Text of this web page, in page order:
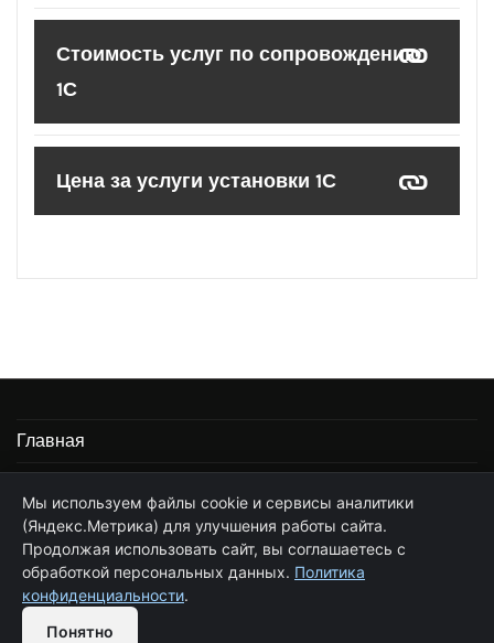
Стоимость услуг по сопровождению
1С
Цена за услуги установки 1С
Главная
Частные услуги программиста 1С
Стоимость услуг по сопровождению 1С
Цена за услуги установки 1С
Мы используем файлы cookie и сервисы аналитики
(Яндекс.Метрика) для улучшения работы сайта.
Продолжая использовать сайт, вы соглашаетесь с
обработкой персональных данных. Политика
конфиденциальности.
Понятно
Обратная связь